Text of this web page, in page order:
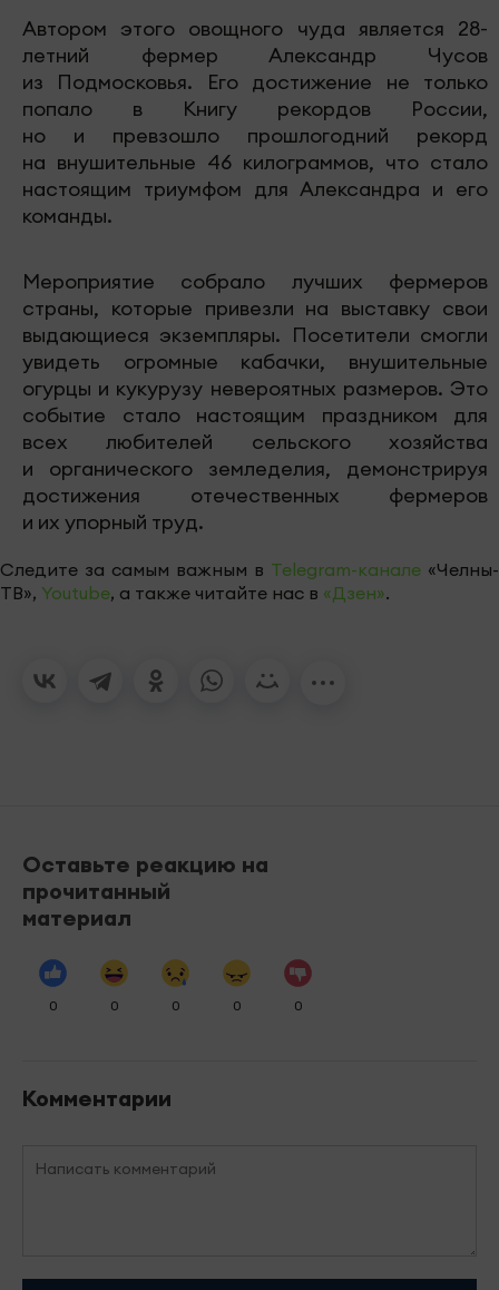
Автором этого овощного чуда является 28-
летний фермер Александр Чусов
из Подмосковья. Его достижение не только
попало в Книгу рекордов России,
но и превзошло прошлогодний рекорд
на внушительные 46 килограммов, что стало
настоящим триумфом для Александра и его
команды.
Мероприятие собрало лучших фермеров
страны, которые привезли на выставку свои
выдающиеся экземпляры. Посетители смогли
увидеть огромные кабачки, внушительные
огурцы и кукурузу невероятных размеров. Это
событие стало настоящим праздником для
всех любителей сельского хозяйства
и органического земледелия, демонстрируя
достижения отечественных фермеров
и их упорный труд.
Следите за самым важным в Telegram-канале «Челны-
ТВ», Youtube, а также читайте нас в «Дзен».
Оставьте реакцию на
прочитанный
материал
0 0 0 0 0
Комментарии